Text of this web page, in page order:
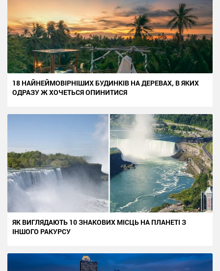
18 НАЙНЕЙМОВІРНІШИХ БУДИНКІВ НА ДЕРЕВАХ, В ЯКИХ
ОДРАЗУ Ж ХОЧЕТЬСЯ ОПИНИТИСЯ
ЯК ВИГЛЯДАЮТЬ 10 ЗНАКОВИХ МІСЦЬ НА ПЛАНЕТІ З
ІНШОГО РАКУРСУ